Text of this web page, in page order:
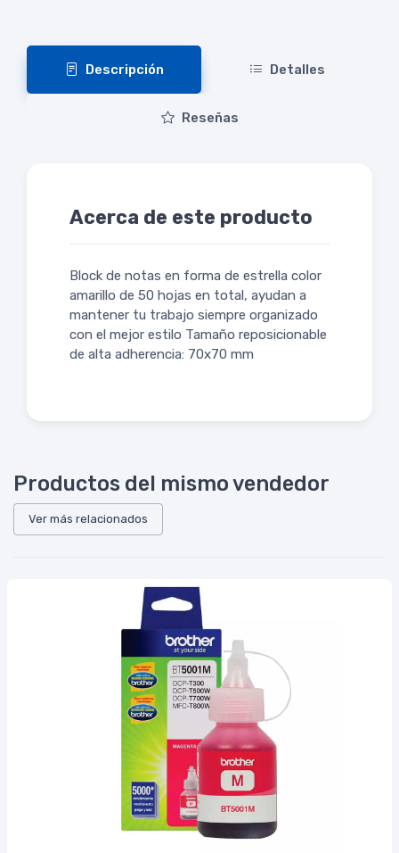
Descripción Detalles
Reseñas
Acerca de este producto
Block de notas en forma de estrella color
amarillo de 50 hojas en total, ayudan a
mantener tu trabajo siempre organizado
con el mejor estilo Tamaño reposicionable
de alta adherencia: 70x70 mm
Productos del mismo vendedor
Ver más relacionados